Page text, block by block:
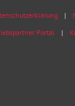
Portal